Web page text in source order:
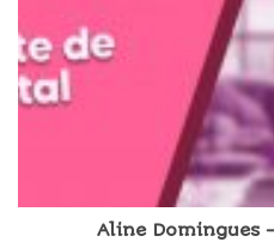
Aline Domingues